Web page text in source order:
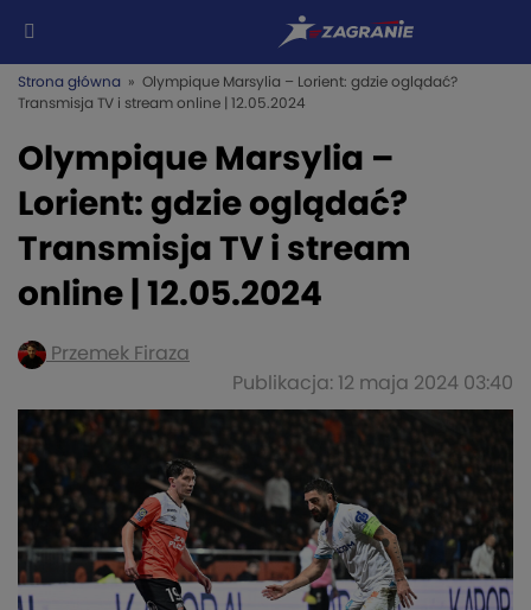
Strona główna » Olympique Marsylia – Lorient: gdzie oglądać?
Transmisja TV i stream online | 12.05.2024
Olympique Marsylia –
Lorient: gdzie oglądać?
Transmisja TV i stream
online | 12.05.2024
Przemek Firaza
Publikacja: 12 maja 2024 03:40